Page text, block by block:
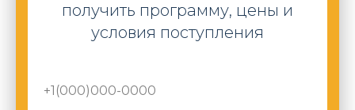
получить программу, цены и
условия поступления